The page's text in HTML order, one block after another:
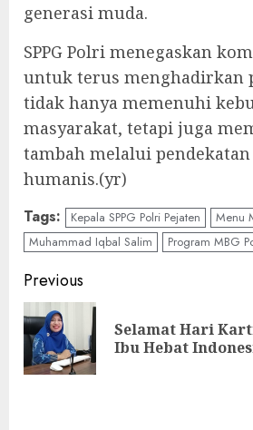
generasi muda.
SPPG Polri menegaskan
untuk terus menghadirkan
tidak hanya memenuhi
masyarakat, tetapi juga
tambah melalui
humanis.(yr)
Tags: Kepala SPPG Polri Pejaten
Menu
Muhammad Iqbal Salim
Program MBG
Continue
Reading
Previous
Selamat Hari
Ibu Hebat